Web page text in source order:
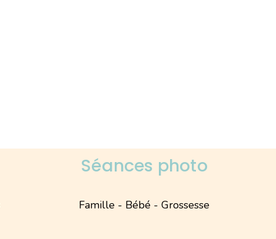
Séances photo
Famille - Bébé - Grossesse